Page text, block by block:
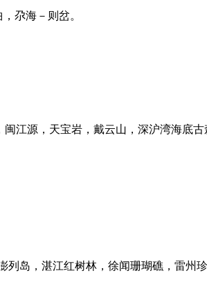
尕海－则岔。
江源，天宝岩，戴云山，深沪湾海底古
列岛，湛江红树林，徐闻珊瑚礁，雷州